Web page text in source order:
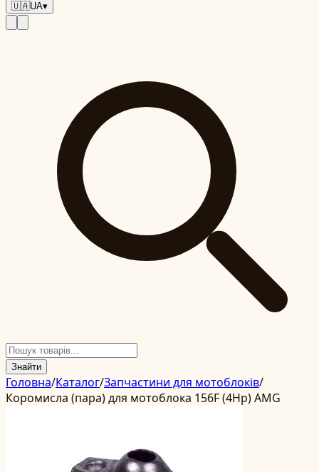
🇺🇦UA▾
Знайти
Головна/Каталог/Запчастини для мотоблоків/
Коромисла (пара) для мотоблока 156F (4Hp) AMG